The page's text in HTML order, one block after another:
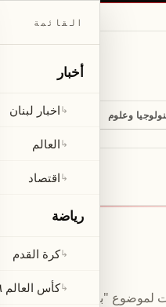
وعلوم مجلة
ثقافة ومجتمع
لايف ستايل
مقال يشمل الأخبار والتحليلات والتحديثات.
القائمة
أخبار
↳اخبار لبنان
↳العالم
↳اقتصاد
رياضة
↳كرة القدم
↳كأس العالم ٢٠٢٦